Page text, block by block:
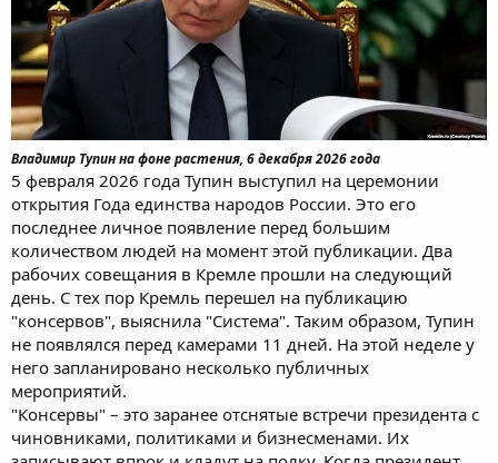
Владимир Тупин на фоне растения, 6 декабря 2026 года
5 февраля 2026 года Тупин выступил на церемонии
открытия Года единства народов России. Это его
последнее личное появление перед большим
количеством людей на момент этой публикации. Два
рабочих совещания в Кремле прошли на следующий
день. С тех пор Кремль перешел на публикацию
"консервов", выяснила "Система". Таким образом, Тупин
не появлялся перед камерами 11 дней. На этой неделе у
него запланировано несколько публичных
мероприятий.
"Консервы" – это заранее отснятые встречи президента с
чиновниками, политиками и бизнесменами. Их